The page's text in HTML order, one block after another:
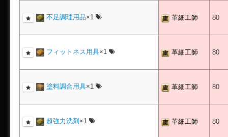
不足調理用品×1 革細工師 80
フィットネス用具×1 革細工師 80
塗料調合用具×1 革細工師 80
超強力洗剤 ×1 革細工師 80